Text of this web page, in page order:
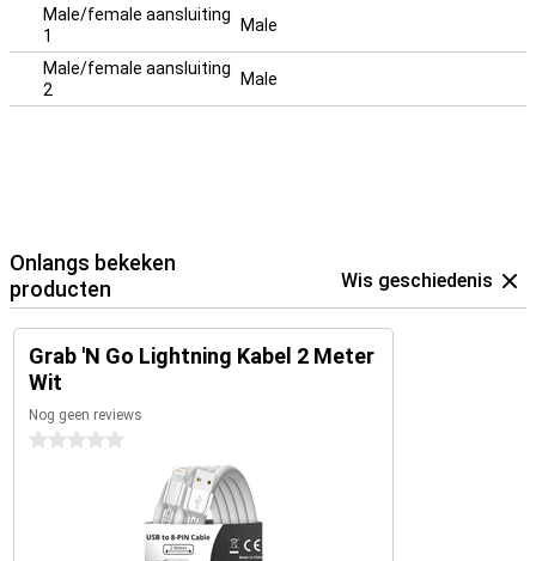
Male/female aansluiting
1
Male
Male/female aansluiting
2
Male
Onlangs bekeken
producten
Wis geschiedenis
Grab 'N Go Lightning Kabel 2 Meter
Wit
Nog geen reviews
0 sterren